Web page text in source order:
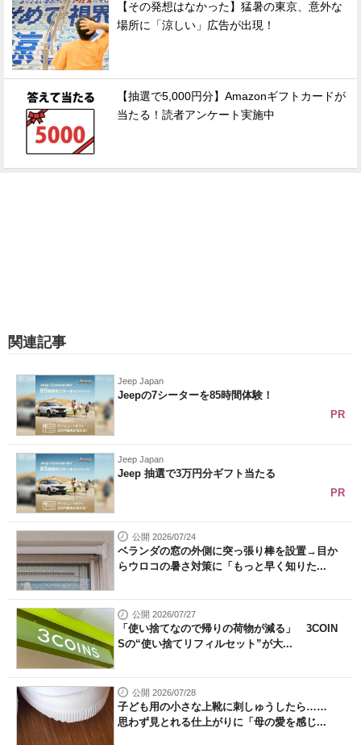
【その発想はなかった】猛暑の東京、意外な
場所に「涼しい」広告が出現！
【抽選で5,000円分】Amazonギフトカードが
当たる！読者アンケート実施中
関連記事
Jeep Japan
Jeepの7シーターを85時間体験！
PR
Jeep Japan
Jeep 抽選で3万円分ギフト当たる
PR
公開 2026/07/24
ベランダの窓の外側に突っ張り棒を設置→目か
らウロコの暑さ対策に「もっと早く知りた...
公開 2026/07/27
「使い捨てなので帰りの荷物が減る」 3COIN
Sの“使い捨てリフィルセット”が大...
公開 2026/07/28
子ども用の小さな上靴に刺しゅうしたら……
思わず見とれる仕上がりに「母の愛を感じ...